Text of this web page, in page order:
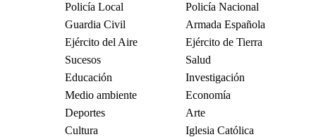
Policía Local
Policía Nacional
Guardia Civil
Armada Española
Ejército del Aire
Ejército de Tierra
Sucesos
Salud
Educación
Investigación
Medio ambiente
Economía
Deportes
Arte
Cultura
Iglesia Católica